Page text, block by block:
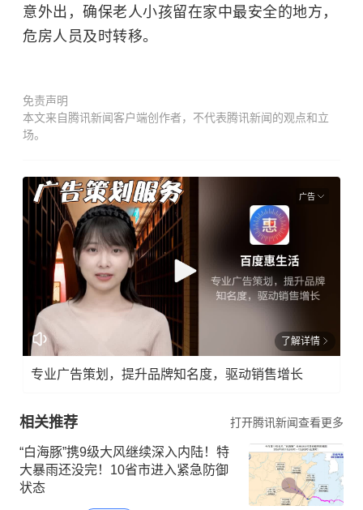
意外出，确保老人小孩留在家中最安全的地方，
危房人员及时转移。
免责声明
本文来自腾讯新闻客户端创作者，不代表腾讯新闻的观点和立
场。
广告
了解详情
专业广告策划，提升品牌知名度，驱动销售增长
相关推荐 打开腾讯新闻查看更多
“白海豚”携9级大风继续深入内陆！特
大暴雨还没完！10省市进入紧急防御
状态